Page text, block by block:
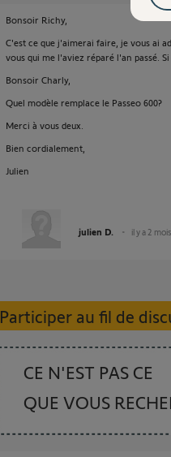
Bonsoir Richy,
C'est ce que j'aimerai faire, je vous ai
vous qui me l'aviez réparé l'an passé.
Bonsoir Charly,
Quel modèle remplace le Passeo 600?
Merci à vous deux.
Bien cordialement,
Julien
julien D. il y a 2 mois
Participer au fil de
CE N'EST PAS CE
QUE VOUS